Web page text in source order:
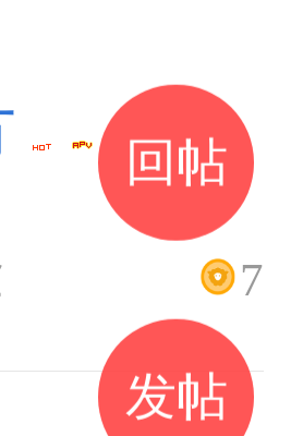
7
回帖
发帖